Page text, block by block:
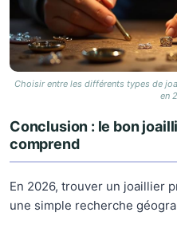
Choisir entre les différents types de
en
Conclusion : le bon
comprend
En 2026, trouver un joaillier
une simple recherche